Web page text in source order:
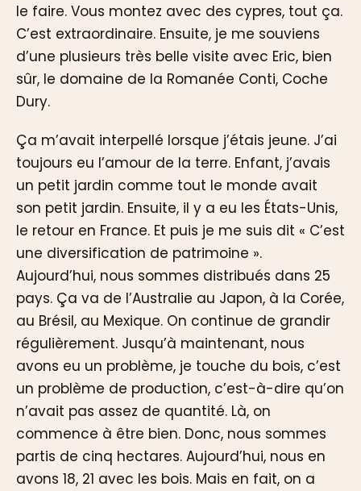
le faire. Vous montez avec des cypres, tout ça.
C’est extraordinaire. Ensuite, je me souviens
d’une plusieurs très belle visite avec Eric, bien
sûr, le domaine de la Romanée Conti, Coche
Dury.
Ça m’avait interpellé lorsque j’étais jeune. J’ai
toujours eu l’amour de la terre. Enfant, j’avais
un petit jardin comme tout le monde avait
son petit jardin. Ensuite, il y a eu les États-Unis,
le retour en France. Et puis je me suis dit « C’est
une diversification de patrimoine ».
Aujourd’hui, nous sommes distribués dans 25
pays. Ça va de l’Australie au Japon, à la Corée,
au Brésil, au Mexique. On continue de grandir
régulièrement. Jusqu’à maintenant, nous
avons eu un problème, je touche du bois, c’est
un problème de production, c’est-à-dire qu’on
n’avait pas assez de quantité. Là, on
commence à être bien. Donc, nous sommes
partis de cinq hectares. Aujourd’hui, nous en
avons 18, 21 avec les bois. Mais en fait, on a